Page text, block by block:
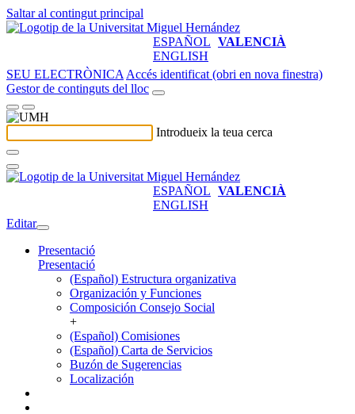
Saltar al contingut principal
ESPAÑOL VALENCIÀ
ENGLISH
SEU ELECTRÒNICA Accés identificat (obri en nova finestra)
Gestor de continguts del lloc
Introdueix la teua cerca
ESPAÑOL VALENCIÀ
ENGLISH
Editar
Presentació
Presentació
(Español) Estructura organizativa
Organización y Funciones
Composición Consejo Social
+
(Español) Comisiones
(Español) Carta de Servicios
Buzón de Sugerencias
Localización